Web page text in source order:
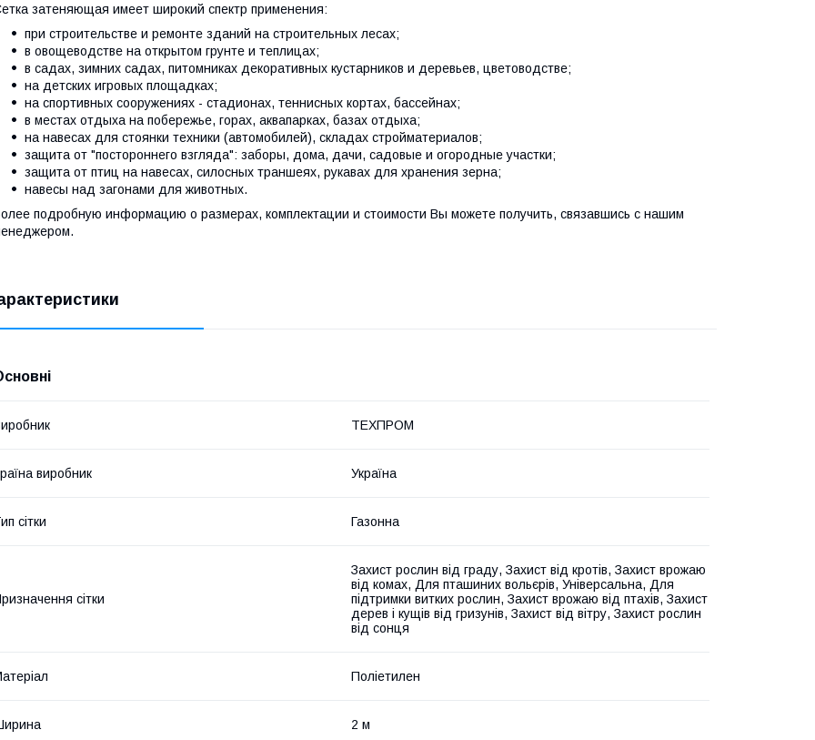
затеняющая имеет широкий спектр применения:
при строительстве и ремонте зданий на строительных лесах;
в овощеводстве на открытом грунте и теплицах;
в садах, зимних садах, питомниках декоративных кустарников и деревьев, цветоводстве;
на детских игровых площадках;
на спортивных сооружениях - стадионах, теннисных кортах, бассейнах;
в местах отдыха на побережье, горах, аквапарках, базах отдыха;
на навесах для стоянки техники (автомобилей), складах стройматериалов;
защита от "постороннего взгляда": заборы, дома, дачи, садовые и огородные участки;
защита от птиц на навесах, силосных траншеях, рукавах для хранения зерна;
навесы над загонами для животных.
подробную информацию о размерах, комплектации и стоимости Вы можете получить, связавшись с нашим
ТЕХПРОМ
виробник Україна
сітки Газонна
сітки
Захист рослин від граду, Захист від кротів, Захист врожаю
від комах, Для пташиних вольєрів, Універсальна, Для
підтримки витких рослин, Захист врожаю від птахів, Захист
дерев і кущів від гризунів, Захист від вітру, Захист рослин
від сонця
Поліетилен
2 м